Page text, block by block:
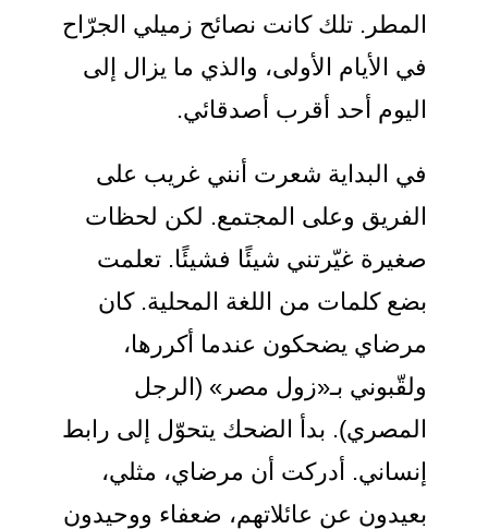
المطر. تلك كانت نصائح زميلي الجرّاح
في الأيام الأولى، والذي ما يزال إلى
اليوم أحد أقرب أصدقائي.
في البداية شعرت أنني غريب على
الفريق وعلى المجتمع. لكن لحظات
صغيرة غيّرتني شيئًا فشيئًا. تعلمت
بضع كلمات من اللغة المحلية. كان
مرضاي يضحكون عندما أكررها،
ولقّبوني بـ«زول مصر» (الرجل
المصري). بدأ الضحك يتحوّل إلى رابط
إنساني. أدركت أن مرضاي، مثلي،
بعيدون عن عائلاتهم، ضعفاء ووحيدون